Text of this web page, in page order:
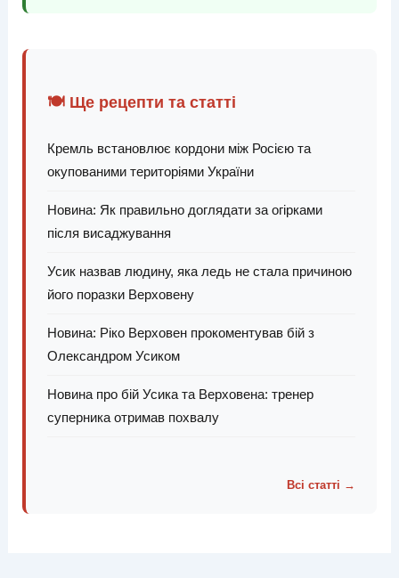
🍽️ Ще рецепти та статті
Кремль встановлює кордони між Росією та
окупованими територіями України
Новина: Як правильно доглядати за огірками
після висаджування
Усик назвав людину, яка ледь не стала причиною
його поразки Верховену
Новина: Ріко Верховен прокоментував бій з
Олександром Усиком
Новина про бій Усика та Верховена: тренер
суперника отримав похвалу
Всі статті →